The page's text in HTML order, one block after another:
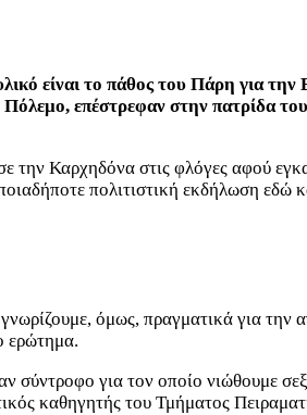
είναι το πάθος του Πάρη για την
επέστρεφαν στην πατρίδα
Καρχηδόνα στις φλόγες αφού
πολιτιστική εκδήλωση εδώ
όμως, πραγματικά για
ερώτημα.
σύντροφο για τον οποίο νιώθουμε
καθηγητής του Τμήματος